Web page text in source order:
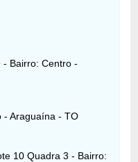
- Bairro: Centro -
- Araguaína - TO
10 Quadra 3 - Bairro: